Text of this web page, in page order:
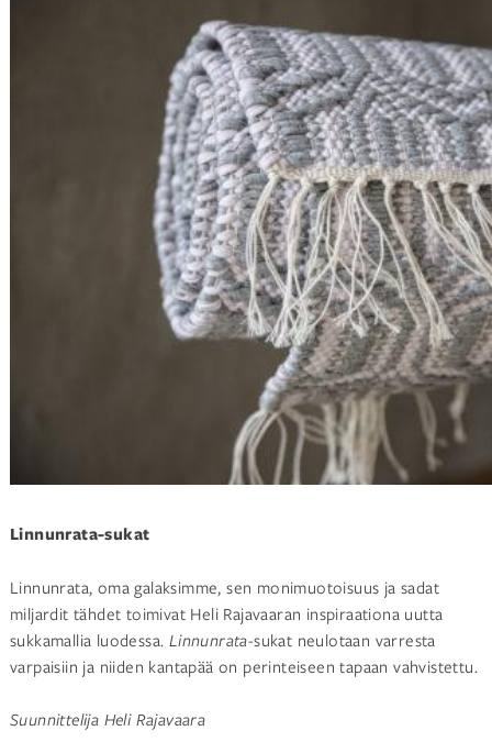
Linnunrata-sukat
Linnunrata, oma galaksimme, sen monimuotoisuus ja sadat
miljardit tähdet toimivat Heli Rajavaaran inspiraationa uutta
sukkamallia luodessa. Linnunrata-sukat neulotaan varresta
varpaisiin ja niiden kantapää on perinteiseen tapaan vahvistettu.
Suunnittelija Heli Rajavaara